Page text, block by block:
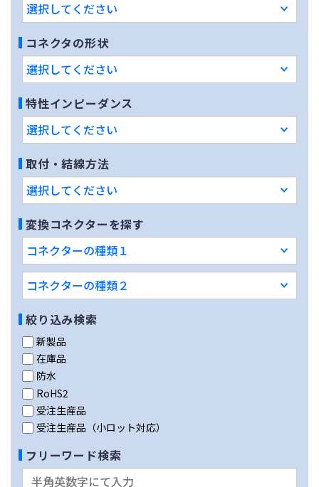
コネクタの形状
特性インピーダンス
取付・結線方法
変換コネクターを探す
絞り込み検索
新製品
在庫品
防水
RoHS2
受注生産品
受注生産品（小ロット対応）
フリーワード検索